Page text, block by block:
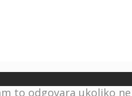
to odgovara ukoliko